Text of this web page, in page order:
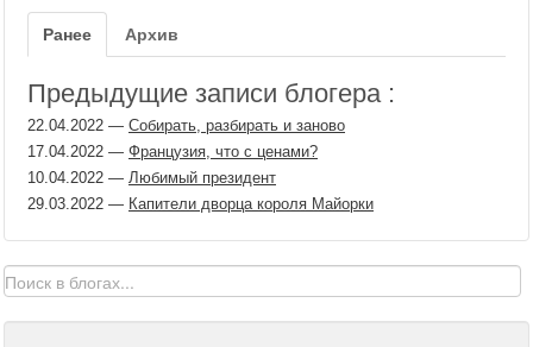
Ранее Архив
Предыдущие записи блогера :
22.04.2022 — Собирать, разбирать и заново
17.04.2022 — Французия, что с ценами?
10.04.2022 — Любимый президент
29.03.2022 — Капители дворца короля Майорки